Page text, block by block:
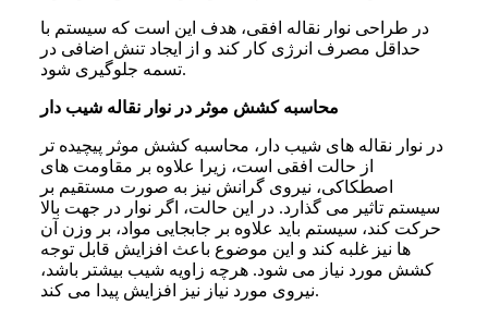
در طراحی نوار نقاله افقی، هدف این است که سیستم با
حداقل مصرف انرژی کار کند و از ایجاد تنش اضافی در
تسمه جلوگیری شود.
محاسبه کشش موثر در نوار نقاله شیب دار
در نوار نقاله های شیب دار، محاسبه کشش موثر پیچیده تر
از حالت افقی است، زیرا علاوه بر مقاومت های
اصطکاکی، نیروی گرانش نیز به صورت مستقیم بر
سیستم تاثیر می گذارد. در این حالت، اگر نوار در جهت بالا
حرکت کند، سیستم باید علاوه بر جابجایی مواد، بر وزن آن
ها نیز غلبه کند و این موضوع باعث افزایش قابل توجه
کشش مورد نیاز می شود. هرچه زاویه شیب بیشتر باشد،
نیروی مورد نیاز نیز افزایش پیدا می کند.